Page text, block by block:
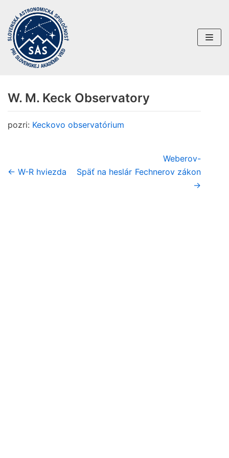
Preskočiť
na
obsah
W. M. Keck Observatory
pozri: Keckovo observatórium
← W-R hviezda Späť na heslár
Weberov-
Fechnerov zákon
→